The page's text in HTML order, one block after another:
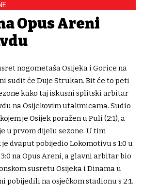
Opus Areni
nogometaša Osijeka i Gorice na
sudit će Duje Strukan. Bit će to peti
kako taj iskusni splitski arbitar
na Osijekovim utakmicama. Sudio
je Osijek poražen u Puli (2:1), a
u prvom dijelu sezone. U tim
dvaput pobijedio Lokomotivu s 1:0 u
na Opus Areni, a glavni arbitar bio
susretu Osijeka i Dinama u
pobijedili na osječkom stadionu s 2:1.